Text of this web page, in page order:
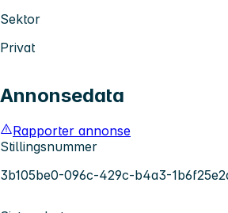
Sektor
Privat
Annonsedata
Rapporter annonse
Stillingsnummer
3b105be0-096c-429c-b4a3-